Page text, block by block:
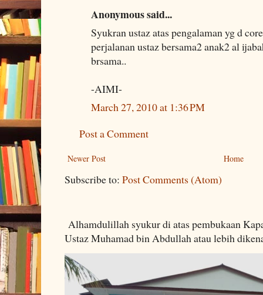
Anonymous said...
Syukran ustaz atas pengalaman yg d
perjalanan ustaz bersama2 anak2 al
brsama..
-AIMI-
March 27, 2010 at 1:36 PM
Post a Comment
Newer Post Home
Subscribe to: Post Comments (Atom)
Alhamdulillah syukur di atas pembukaan
Ustaz Muhamad bin Abdullah atau lebih